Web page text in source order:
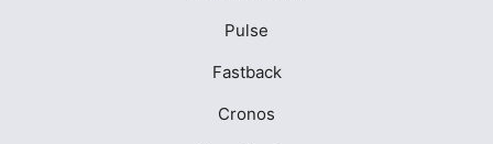
Pulse
Fastback
Cronos